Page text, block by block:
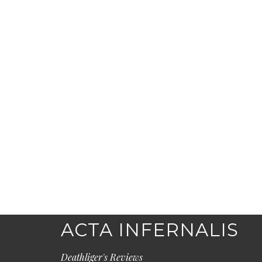
ACTA INFERNALIS
Deathliger's Reviews